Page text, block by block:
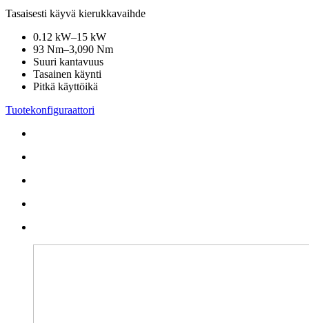
Tasaisesti käyvä kierukkavaihde
0.12 kW–15 kW
93 Nm–3,090 Nm
Suuri kantavuus
Tasainen käynti
Pitkä käyttöikä
Tuotekonfiguraattori